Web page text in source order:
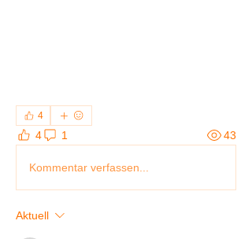
4
4 1 43
Kommentar verfassen...
Aktuell